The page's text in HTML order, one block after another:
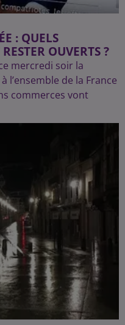
: QUELS
OUVERTS ?
mercredi soir la
l’ensemble de la France
commerces vont